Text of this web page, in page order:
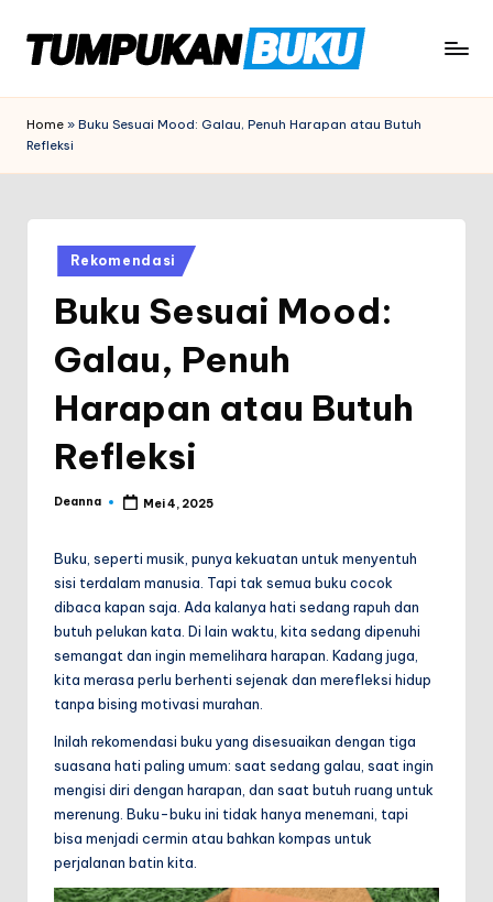
Skip
content
u
m
u
Home » Buku Sesuai Mood: Galau, Penuh Harapan atau Butuh
Refleksi
Posted
in
Rekomendasi
Buku Sesuai Mood:
Galau, Penuh
Harapan atau Butuh
Refleksi
Posted
Deanna Mei 4, 2025
Buku, seperti musik, punya kekuatan untuk menyentuh
sisi terdalam manusia. Tapi tak semua buku cocok
dibaca kapan saja. Ada kalanya hati sedang rapuh dan
butuh pelukan kata. Di lain waktu, kita sedang dipenuhi
semangat dan ingin memelihara harapan. Kadang juga,
kita merasa perlu berhenti sejenak dan merefleksi hidup
tanpa bising motivasi murahan.
Inilah rekomendasi buku yang disesuaikan dengan tiga
suasana hati paling umum: saat sedang galau, saat ingin
mengisi diri dengan harapan, dan saat butuh ruang untuk
merenung. Buku-buku ini tidak hanya menemani, tapi
bisa menjadi cermin atau bahkan kompas untuk
perjalanan batin kita.